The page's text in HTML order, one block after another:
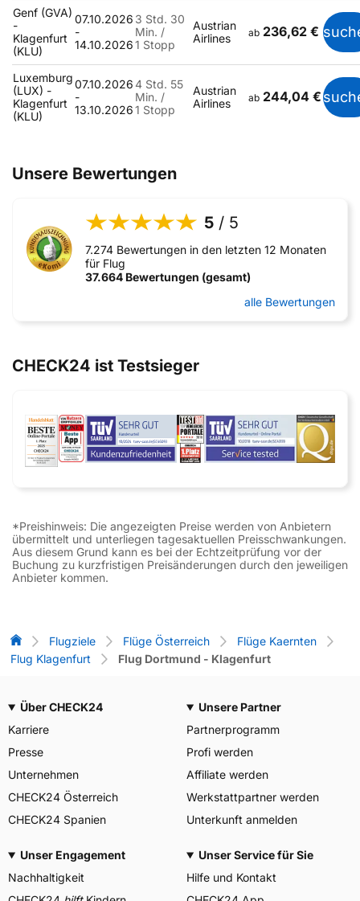
Genf (GVA)
-
Klagenfurt
(KLU)
07.10.2026
-
14.10.2026
3 Std. 30
Min. /
1 Stopp
Austrian
Airlines
ab 236,62 €
Luxemburg
(LUX) -
Klagenfurt
(KLU)
07.10.2026
-
13.10.2026
4 Std. 55
Min. /
1 Stopp
Austrian
Airlines
ab 244,04 €
Unsere Bewertungen
5 / 5
7.274 Bewertungen in den letzten 12 Monaten
für Flug
37.664 Bewertungen (gesamt)
alle Bewertungen
CHECK24 ist Testsieger
*Preishinweis: Die angezeigten Preise werden von Anbietern
übermittelt und unterliegen tagesaktuellen Preisschwankungen.
Aus diesem Grund kann es bei der Echtzeitprüfung vor der
Buchung zu kurzfristigen Preisänderungen durch den jeweiligen
Anbieter kommen.
Flug-Vergleich
Flugziele Flüge Österreich
Flüge Kaernten
Flug Klagenfurt
Flug Dortmund - Klagenfurt
Über CHECK24
Karriere
Presse
Unternehmen
CHECK24 Österreich
CHECK24 Spanien
Unsere Partner
Partnerprogramm
Profi werden
Affiliate werden
Werkstattpartner werden
Unterkunft anmelden
Unser Engagement
Nachhaltigkeit
Unser Service für Sie
Hilfe und Kontakt